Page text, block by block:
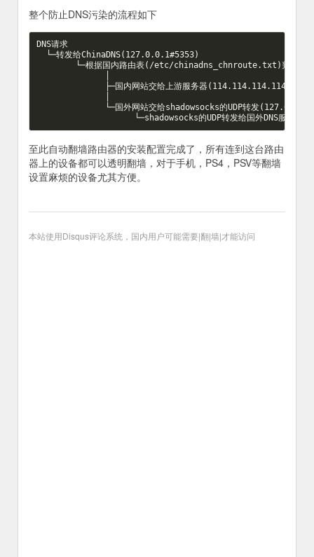
整个防止DNS污染的流程如下
DNS请求
  └─转发给ChinaDNS(127.0.0.1#5353)
└─根据国内路由表(/etc/chinadns_chnroute.txt)判断是
              ├─国内网站交给上游服务器(114.114.114.114)处理
└─国外网站交给shadowsocks的UDP转发
至此自动翻墙路由器的安装配置完成了，所有连到这台路由
器上的设备都可以透明翻墙，对于手机，PS4，PSV等翻墙
设置麻烦的设备尤其方便。
本站使用Disqus评论系统，国内用户可能需要|翻|墙|才能访问